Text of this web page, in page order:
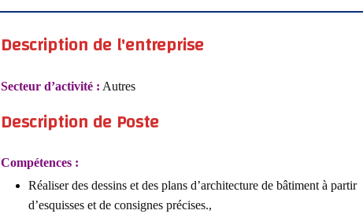
Description de l'entreprise
Secteur d’activité : Autres
Description de Poste
Compétences :
Réaliser des dessins et des plans d’architecture de bâtiment à partir
d’esquisses et de consignes précises.,